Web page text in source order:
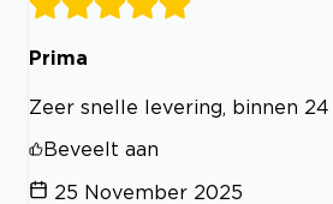
Prima
Zeer snelle levering, binnen 24
Beveelt aan
25 November 2025